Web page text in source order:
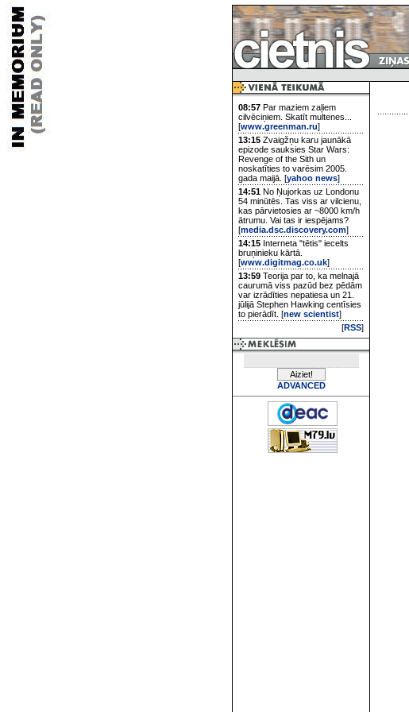
08:57 Par maziem zaļiem
cilvēciņiem. Skatīt multenes...
[www.greenman.ru]
13:15 Zvaigžņu karu jaunākā
epizode sauksies Star Wars:
Revenge of the Sith un
noskatīties to varēsim 2005.
gada maijā. [yahoo news]
14:51 No Ņujorkas uz Londonu
54 minūtēs. Tas viss ar vilcienu,
kas pārvietosies ar ~8000 km/h
ātrumu. Vai tas ir iespējams?
[media.dsc.discovery.com]
14:15 Interneta "tētis" iecelts
bruņinieku kārtā.
[www.digitmag.co.uk]
13:59 Teorija par to, ka melnajā
caurumā viss pazūd bez pēdām
var izrādīties nepatiesa un 21.
jūlijā Stephen Hawking centīsies
to pierādīt. [new scientist]
[RSS]
ADVANCED